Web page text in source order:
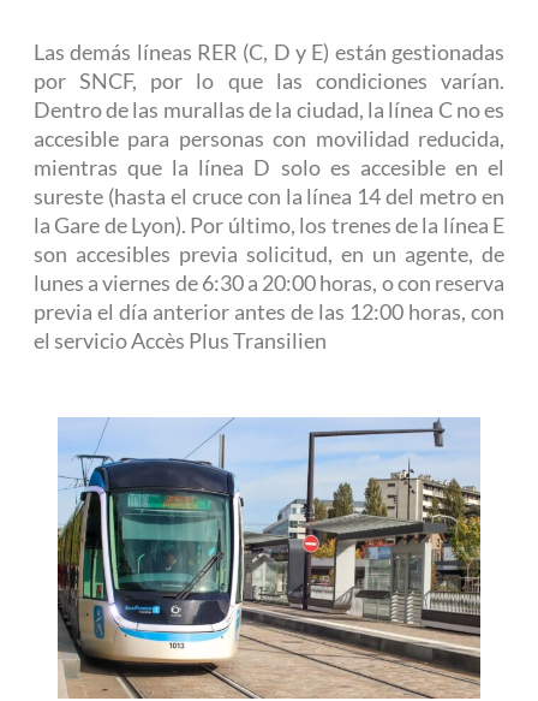
Las demás líneas RER (C, D y E) están gestionadas
por SNCF, por lo que las condiciones varían.
Dentro de las murallas de la ciudad, la línea C no es
accesible para personas con movilidad reducida,
mientras que la línea D solo es accesible en el
sureste (hasta el cruce con la línea 14 del metro en
la Gare de Lyon). Por último, los trenes de la línea E
son accesibles previa solicitud, en un agente, de
lunes a viernes de 6:30 a 20:00 horas, o con reserva
previa el día anterior antes de las 12:00 horas, con
el servicio Accès Plus Transilien